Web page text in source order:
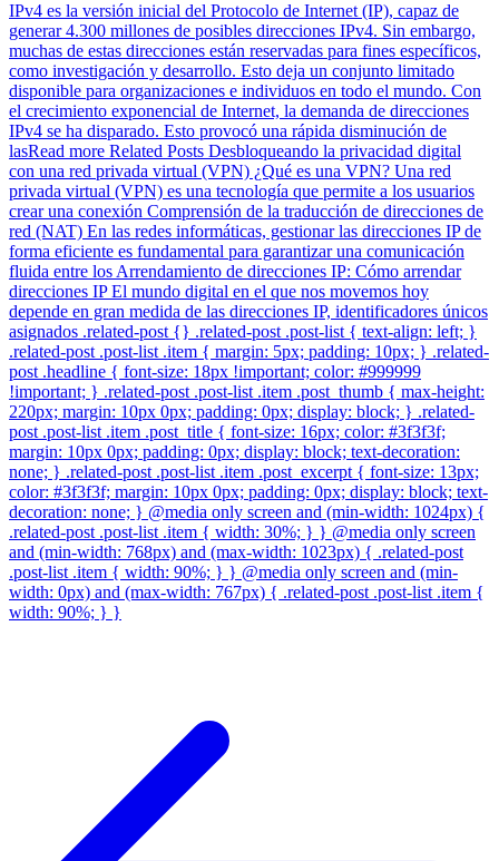
IPv4 es la versión inicial del Protocolo de Internet (IP), capaz de
generar 4.300 millones de posibles direcciones IPv4. Sin embargo,
muchas de estas direcciones están reservadas para fines específicos,
como investigación y desarrollo. Esto deja un conjunto limitado
disponible para organizaciones e individuos en todo el mundo. Con
el crecimiento exponencial de Internet, la demanda de direcciones
IPv4 se ha disparado. Esto provocó una rápida disminución de
lasRead more Related Posts Desbloqueando la privacidad digital
con una red privada virtual (VPN) ¿Qué es una VPN? Una red
privada virtual (VPN) es una tecnología que permite a los usuarios
crear una conexión Comprensión de la traducción de direcciones de
red (NAT) En las redes informáticas, gestionar las direcciones IP de
forma eficiente es fundamental para garantizar una comunicación
fluida entre los Arrendamiento de direcciones IP: Cómo arrendar
direcciones IP El mundo digital en el que nos movemos hoy
depende en gran medida de las direcciones IP, identificadores únicos
asignados .related-post {} .related-post .post-list { text-align: left; }
.related-post .post-list .item { margin: 5px; padding: 10px; } .related-
post .headline { font-size: 18px !important; color: #999999
!important; } .related-post .post-list .item .post_thumb { max-height:
220px; margin: 10px 0px; padding: 0px; display: block; } .related-
post .post-list .item .post_title { font-size: 16px; color: #3f3f3f;
margin: 10px 0px; padding: 0px; display: block; text-decoration:
none; } .related-post .post-list .item .post_excerpt { font-size: 13px;
color: #3f3f3f; margin: 10px 0px; padding: 0px; display: block; text-
decoration: none; } @media only screen and (min-width: 1024px) {
.related-post .post-list .item { width: 30%; } } @media only screen
and (min-width: 768px) and (max-width: 1023px) { .related-post
.post-list .item { width: 90%; } } @media only screen and (min-
width: 0px) and (max-width: 767px) { .related-post .post-list .item {
width: 90%; } }